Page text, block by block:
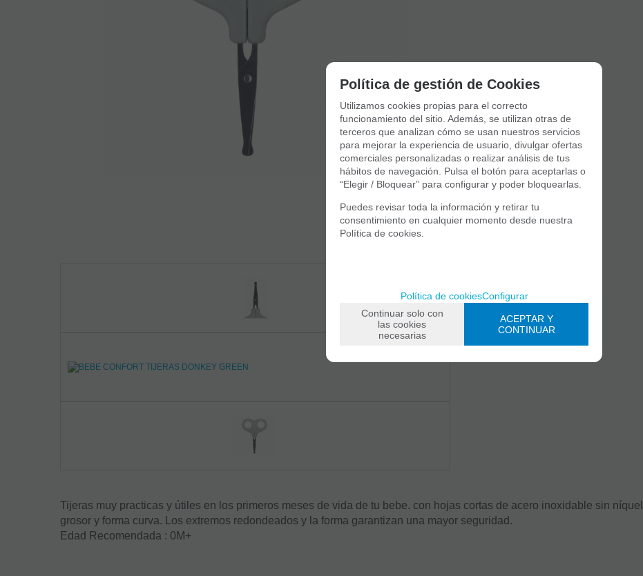
Tijeras muy practicas y útiles en los primeros meses de vida de tu bebe. con hojas cortas de acero inoxidable sin
grosor y forma curva. Los extremos redondeados y la forma garantizan una mayor seguridad.
Edad Recomendada : 0M+
Política de gestión de Cookies
Utilizamos cookies propias para el correcto
funcionamiento del sitio. Además, se utilizan otras de
terceros que analizan cómo se usan nuestros servicios
para mejorar la experiencia de usuario, divulgar ofertas
comerciales personalizadas o realizar análisis de tus
hábitos de navegación. Pulsa el botón para aceptarlas o
“Elegir / Bloquear” para configurar y poder bloquearlas.
Puedes revisar toda la información y retirar tu
consentimiento en cualquier momento desde nuestra
Política de cookies.
Política de cookiesConfigurar
Continuar solo con
las cookies
necesarias
ACEPTAR Y
CONTINUAR